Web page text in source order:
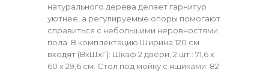
натурального дерева делает гарнитур
уютнее, а регулируемые опоры помогают
справиться с небольшими неровностями
пола. В комплектацию Ширина 120 см
входят (ВхШхГ): Шкаф 2 двери, 2 шт.: 71,6 х
60 х 29,6 см. Стол под мойку с ящиками: 82